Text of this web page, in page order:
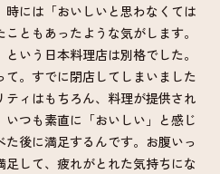
には「おいしいと思わなくては
ともあったような気がします。
いう日本料理店は別格でした。
て。すでに閉店してしまいました
ィはもちろん、料理が提供され
つも素直に「おいしい」と感じ
後に満足するんです。お腹いっ
して、疲れがとれた気持ちにな